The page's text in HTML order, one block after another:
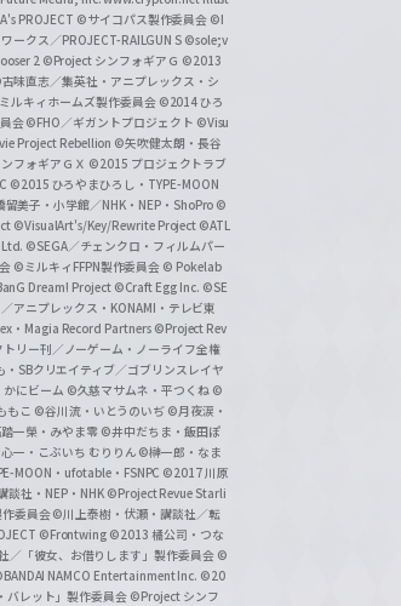
PROJECT ©サイコパス製作委員会 ©I
ークス／PROJECT-RAILGUN S ©sole;v
2 ©Project シンフォギアＧ ©2013
味直志／集英社・アニプレックス・シ
ルキィホームズ製作委員会 ©2014 ひろ
会©FHO／ギガントプロジェクト ©Visu
Project Rebellion ©矢吹健太朗・長谷
フォギアＧＸ ©2015 プロジェクトラブ
©2015 ひろやまひろし・TYPE-MOON
美子・小学館／NHK・NEP・ShoPro ©
©VisualArt's/Key/Rewrite Project ©ATL
©SEGA／チェンクロ・フィルムパー
©ミルキィFFPN製作委員会 © Pokelab
Dream! Project ©Craft Egg Inc. ©SE
アニプレックス・KONAMI・テレビ東
・Magia Record Partners ©Project Rev
リー刊／ノーゲーム・ノーライフ全権
SBクリエイティブ／ゴブリンスレイヤ
にビーム ©久慈マサムネ・平つくね ©
もこ ©谷川流・いとうのいぢ ©月夜涙・
一榮・みやま零 ©井中だちま・飯田ぽ
一・こぶいち むりりん ©榊一郎・なま
MOON・ufotable・FSNPC ©2017 川原
談社・NEP・NHK ©Project Revue Starli
委員会©川上泰樹・伏瀬・講談社／転
©Frontwing ©2013 橘公司・つな
／「彼女、お借りします」製作委員会 ©
NAMCO Entertainment Inc. ©20
バレット」製作委員会 ©Project シンフ